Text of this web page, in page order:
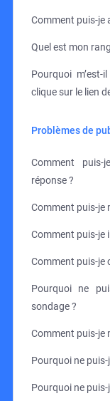
Comment puis-je
Quel est mon
Pourquoi
clique sur le lien
Problèmes de
Comment
réponse ?
Comment puis-je
Comment puis-je
Comment puis-je
Pourquoi ne
sondage ?
Comment puis-je
Pourquoi ne
Pourquoi ne